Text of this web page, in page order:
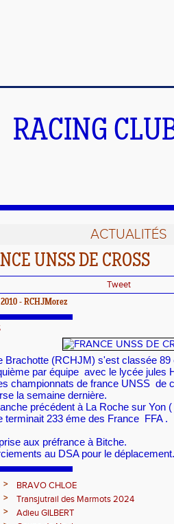
RACING
ACTUALITÉS
UNSS DE CROSS
Tweet
- RCHJMorez
Brachotte (RCHJM) s'est classée 89
par équipe avec le lycée jules
championnats de france UNSS de
la semaine dernière.
précédent à La Roche sur Yon (
terminait 233 éme des France FFA .
aux préfrance à Bitche.
au DSA pour le déplacement.
>
BRAVO CHLOE
>
Transjutrail des Marmots 2024
>
Adieu GILBERT